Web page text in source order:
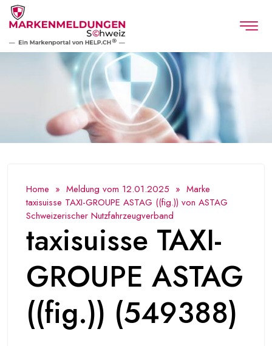
Home » Meldung vom 12.01.2025 » Marke
taxisuisse TAXI-GROUPE ASTAG ((fig.)) von ASTAG
Schweizerischer Nutzfahrzeugverband
taxisuisse TAXI-
GROUPE ASTAG
((fig.)) (549388)